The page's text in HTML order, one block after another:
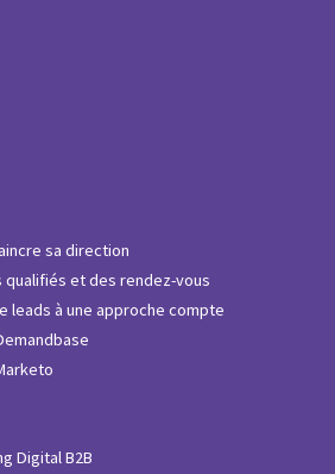
sa direction
et des rendez-vous
leads à une approche compte
Digital B2B